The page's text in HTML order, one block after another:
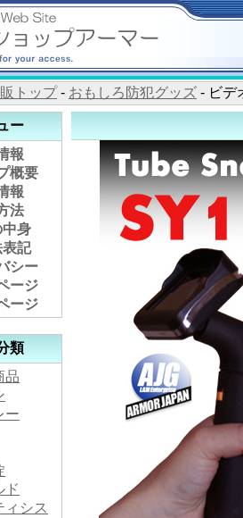
トップ- おもしろ防犯グッズ - ビデ
ー
報
概要
報
法
身
記
シー
ージ
ージ
類
品
ー
ド
ィシス